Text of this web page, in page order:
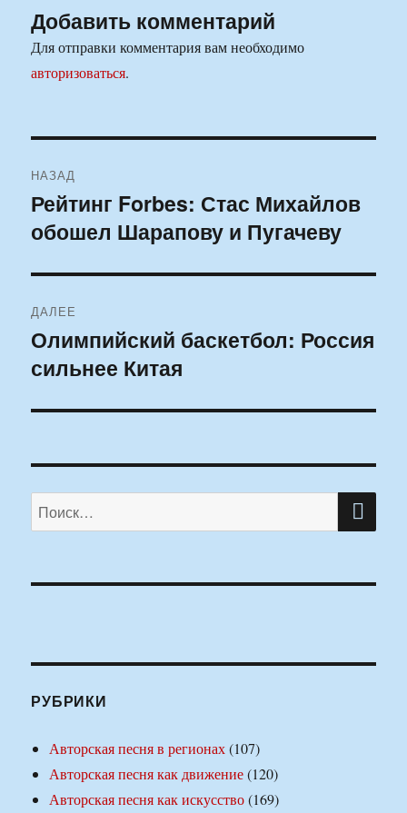
Добавить комментарий
Для отправки комментария вам необходимо
авторизоваться.
по
записям
НАЗАД
Предыдущая
запись:
Рейтинг Forbes: Стас Михайлов
обошел Шарапову и Пугачеву
ДАЛЕЕ
Следующая
запись:
Олимпийский баскетбол: Россия
сильнее Китая
Искать:
РУБРИКИ
Авторская песня в регионах(107)
Авторская песня как движение(120)
Авторская песня как искусство(169)